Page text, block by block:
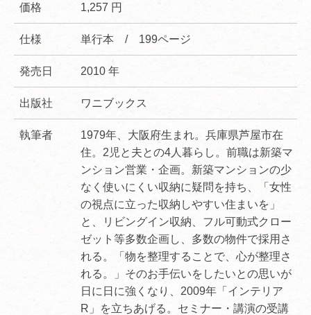
価格 1,257 円
仕様 単行本 / 199ページ
発売日 2010 年
出版社 ワニブックス
執筆者
1979年、大阪府生まれ。兵庫県芦屋市在
住。2児と夫との4人暮らし。前職は新築マ
ンション営業・企画。新築マンションの少
なく使いにくい収納に疑問を持ち、「女性
の視点に立った収納しやすい住まいを」
と、リビングイン収納、フル可動式クロー
ゼット等多数企画し、多数の物件で採用さ
れる。「物を整理することで、心が整理さ
れる。」そのお手伝いをしたいとの思いが
日に日に強くなり、2009年「インテリア
R」を立ちあげる。セミナー・講演の受講